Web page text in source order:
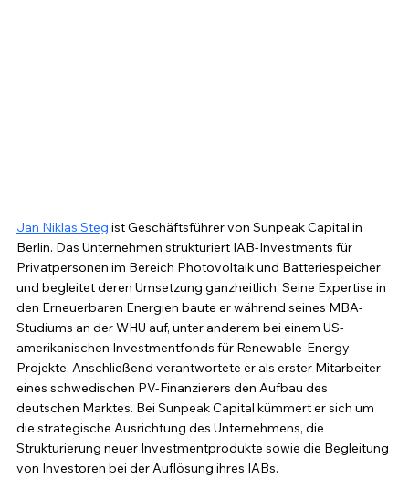
Jan Niklas Steg ist Geschäftsführer von Sunpeak Capital in
Berlin. Das Unternehmen strukturiert IAB-Investments für
Privatpersonen im Bereich Photovoltaik und Batteriespeicher
und begleitet deren Umsetzung ganzheitlich. Seine Expertise in
den Erneuerbaren Energien baute er während seines MBA-
Studiums an der WHU auf, unter anderem bei einem US-
amerikanischen Investmentfonds für Renewable-Energy-
Projekte. Anschließend verantwortete er als erster Mitarbeiter
eines schwedischen PV-Finanzierers den Aufbau des
deutschen Marktes. Bei Sunpeak Capital kümmert er sich um
die strategische Ausrichtung des Unternehmens, die
Strukturierung neuer Investmentprodukte sowie die Begleitung
von Investoren bei der Auflösung ihres IABs.